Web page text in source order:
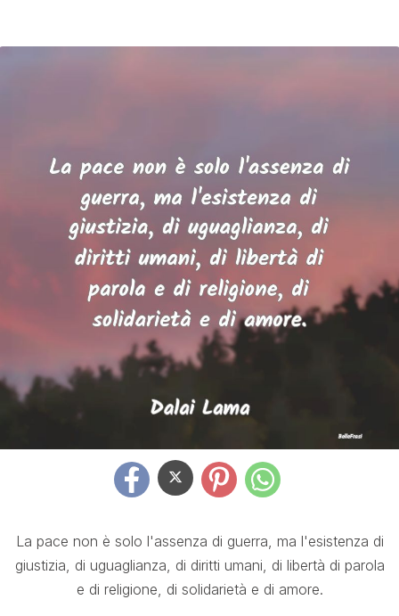
La pace non è solo l'assenza di guerra, ma l'esistenza di
giustizia, di uguaglianza, di diritti umani, di libertà di parola
e di religione, di solidarietà e di amore.